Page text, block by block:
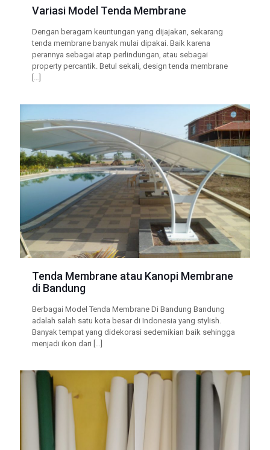
Variasi Model Tenda Membrane
Dengan beragam keuntungan yang dijajakan, sekarang
tenda membrane banyak mulai dipakai. Baik karena
perannya sebagai atap perlindungan, atau sebagai
property percantik. Betul sekali, design tenda membrane
[…]
Tenda Membrane atau Kanopi Membrane
di Bandung
Berbagai Model Tenda Membrane Di Bandung Bandung
adalah salah satu kota besar di Indonesia yang stylish.
Banyak tempat yang didekorasi sedemikian baik sehingga
menjadi ikon dari